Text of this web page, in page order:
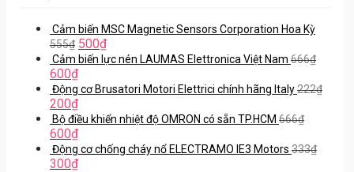
Cảm biến MSC Magnetic Sensors Corporation Hoa Kỳ
555₫ 500₫
Cảm biến lực nén LAUMAS Elettronica Việt Nam 666₫
600₫
Động cơ Brusatori Motori Elettrici chính hãng Italy222₫
200₫
Bộ điều khiển nhiệt độ OMRON có sẵn TP.HCM 666₫
600₫
Động cơ chống cháy nổ ELECTRAMO IE3 Motors 333₫
300₫